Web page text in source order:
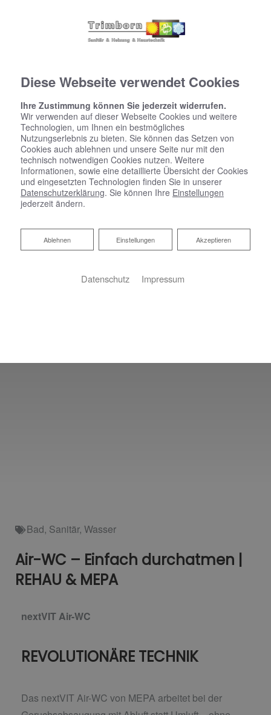
Bad, Sanitär, Wasser
Air-WC – Einfach durchatmen |
REHAU & MEPA
nextVIT Air-WC
REVOLUTIONÄRE TECHNIK
Das nextVIT Air-WC von MEPA arbeitet bei der
Diese Webseite verwendet Cookies
Ihre Zustimmung können Sie jederzeit widerrufen.
Wir verwenden auf dieser Webseite Cookies und weitere
Technologien, um Ihnen ein bestmögliches
Nutzungserlebnis zu bieten. Sie können das Setzen von
Cookies auch ablehnen und unsere Seite nur mit den
technisch notwendigen Cookies nutzen. Weitere
Informationen, sowie eine detaillierte Übersicht der Cookies
und eingesetzten Technologien finden Sie in unserer
Datenschutzerklärung. Sie können Ihre Einstellungen
jederzeit ändern.
Akzeptieren
Einstellungen
Ablehnen
Ablehnen
Datenschutz Impressum